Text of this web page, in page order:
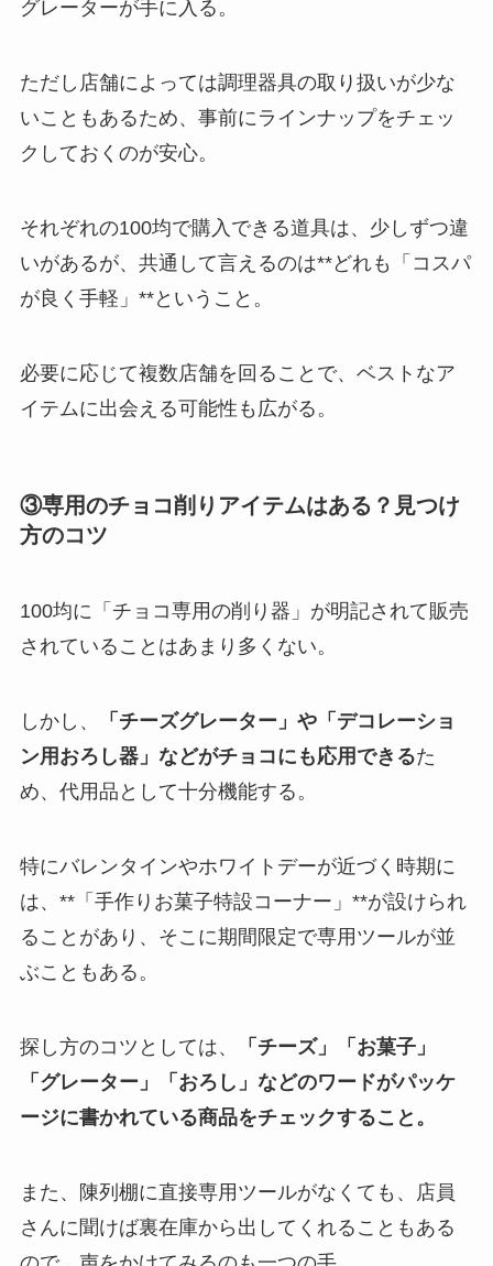
グレーターが手に入る。
ただし店舗によっては調理器具の取り扱いが少な
いこともあるため、事前にラインナップをチェッ
クしておくのが安心。
それぞれの100均で購入できる道具は、少しずつ違
いがあるが、共通して言えるのは**どれも「コスパ
が良く手軽」**ということ。
必要に応じて複数店舗を回ることで、ベストなア
イテムに出会える可能性も広がる。
③専用のチョコ削りアイテムはある？見つけ
方のコツ
100均に「チョコ専用の削り器」が明記されて販売
されていることはあまり多くない。
しかし、
「チーズグレーター」や「デコレーショ
ン用おろし器」などがチョコにも応用できるた
め、代用品として十分機能する。
特にバレンタインやホワイトデーが近づく時期に
は、**「手作りお菓子特設コーナー」**が設けられ
ることがあり、そこに期間限定で専用ツールが並
ぶこともある。
探し方のコツとしては、
「チーズ」「お菓子」
「グレーター」「おろし」などのワードがパッケ
ージに書かれている商品をチェックすること。
また、陳列棚に直接専用ツールがなくても、店員
さんに聞けば裏在庫から出してくれることもある